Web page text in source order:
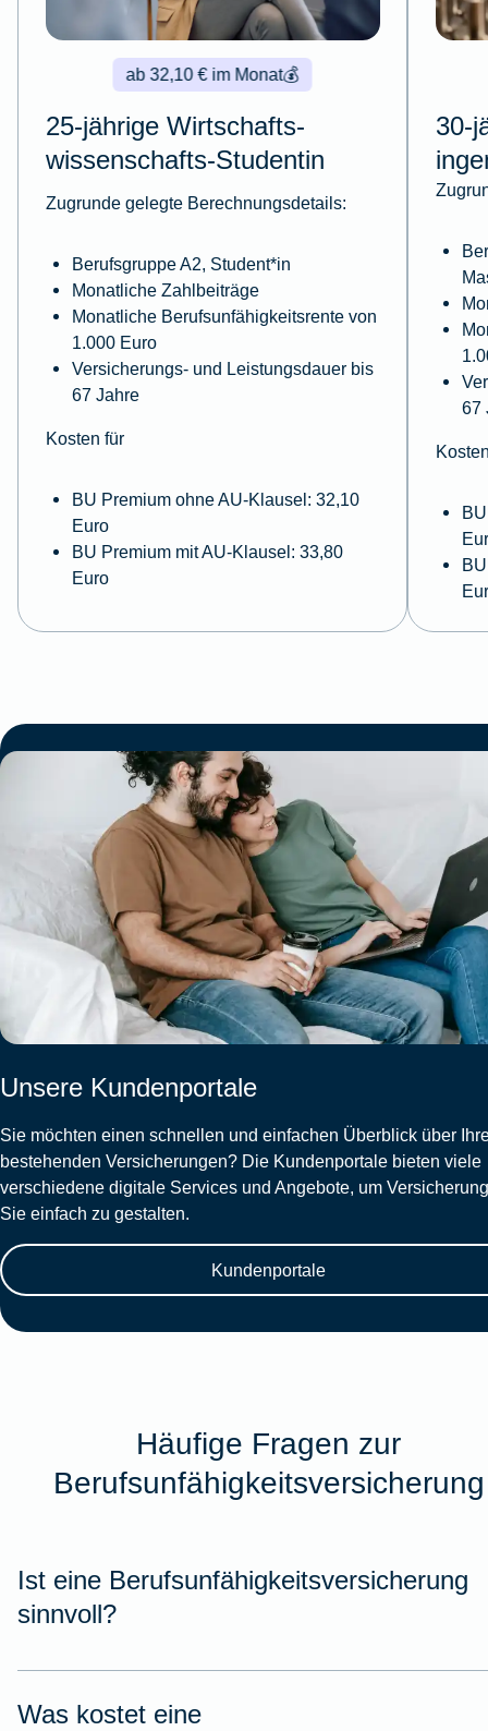
💰
ab 32,10 € im Monat
25-jährige Wirtschafts­
wissenschafts-Studentin
Zugrunde gelegte Berechnungsdetails:
Berufsgruppe A2, Student*in
Monatliche Zahlbeiträge
Monatliche Berufsunfähigkeitsrente von
1.000 Euro
Versicherungs- und Leistungsdauer bis
67 Jahre
Kosten für
BU Premium ohne AU-Klausel: 32,10
Euro
BU Premium mit AU-Klausel: 33,80
Euro
30-
67
Unsere Kundenportale
Sie möchten einen schnellen und einfachen Überblick über
bestehenden Versicherungen? Die Kundenportale bieten viele
verschiedene digitale Services und Angebote, um
Sie einfach zu gestalten.
Kundenportale
Häufige Fragen zur
Berufsunfähigkeitsversicherung
Ist eine Berufsunfähigkeitsversicherung
sinnvoll?
Was kostet eine